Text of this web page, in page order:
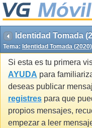
Tema: Identidad Tomada
Si esta es tu primera
AYUDA para
deseas publicar
registres para que
propios mensajes,
empezar a leer